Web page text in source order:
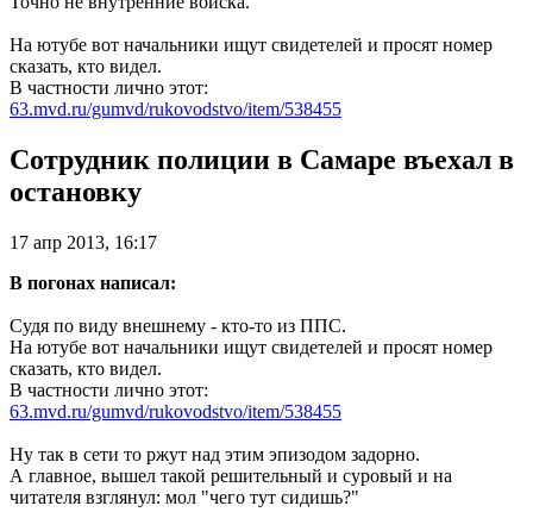
На ютубе вот начальники ищут свидетелей и просят номер
сказать, кто видел.
В частности лично этот:
63.mvd.ru/gumvd/rukovodstvo/item/538455
Сотрудник полиции в Самаре въехал в
остановку
17 апр 2013, 16:17
В погонах написал:
Судя по виду внешнему - кто-то из ППС.
На ютубе вот начальники ищут свидетелей и просят номер
сказать, кто видел.
В частности лично этот:
63.mvd.ru/gumvd/rukovodstvo/item/538455
Ну так в сети то ржут над этим эпизодом задорно.
А главное, вышел такой решительный и суровый и на
читателя взглянул: мол "чего тут сидишь?"